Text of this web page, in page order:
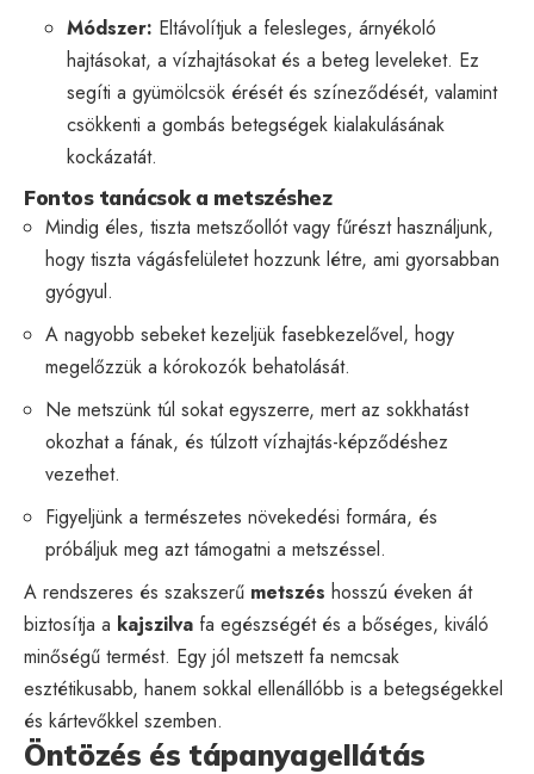
Módszer: Eltávolítjuk a felesleges, árnyékoló
hajtásokat, a vízhajtásokat és a beteg leveleket. Ez
segíti a gyümölcsök érését és színeződését, valamint
csökkenti a gombás betegségek kialakulásának
kockázatát.
Fontos tanácsok a metszéshez
Mindig éles, tiszta metszőollót vagy fűrészt használjunk,
hogy tiszta vágásfelületet hozzunk létre, ami gyorsabban
gyógyul.
A nagyobb sebeket kezeljük fasebkezelővel, hogy
megelőzzük a kórokozók behatolását.
Ne metszünk túl sokat egyszerre, mert az sokkhatást
okozhat a fának, és túlzott vízhajtás-képződéshez
vezethet.
Figyeljünk a természetes növekedési formára, és
próbáljuk meg azt támogatni a metszéssel.
A rendszeres és szakszerű metszés hosszú éveken át
biztosítja a kajszilva fa egészségét és a bőséges, kiváló
minőségű termést. Egy jól metszett fa nemcsak
esztétikusabb, hanem sokkal ellenállóbb is a betegségekkel
és kártevőkkel szemben.
Öntözés és tápanyagellátás